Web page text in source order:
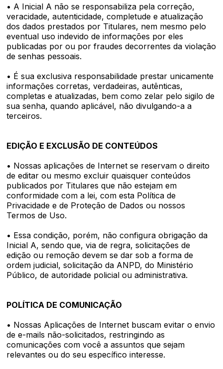
• A Inicial A não se responsabiliza pela correção,
veracidade, autenticidade, completude e atualização
dos dados prestados por Titulares, nem mesmo pelo
eventual uso indevido de informações por eles
publicadas por ou por fraudes decorrentes da violação
de senhas pessoais.
• É sua exclusiva responsabilidade prestar unicamente
informações corretas, verdadeiras, autênticas,
completas e atualizadas, bem como zelar pelo sigilo de
sua senha, quando aplicável, não divulgando-a a
terceiros.
EDIÇÃO E EXCLUSÃO DE CONTEÚDOS
• Nossas aplicações de Internet se reservam o direito
de editar ou mesmo excluir quaisquer conteúdos
publicados por Titulares que não estejam em
conformidade com a lei, com esta Política de
Privacidade e de Proteção de Dados ou nossos
Termos de Uso.
• Essa condição, porém, não configura obrigação da
Inicial A, sendo que, via de regra, solicitações de
edição ou remoção devem se dar sob a forma de
ordem judicial, solicitação da ANPD, do Ministério
Público, de autoridade policial ou administrativa.
POLÍTICA DE COMUNICAÇÃO
• Nossas Aplicações de Internet buscam evitar o envio
de e-mails não-solicitados, restringindo as
comunicações com você a assuntos que sejam
relevantes ou do seu específico interesse.